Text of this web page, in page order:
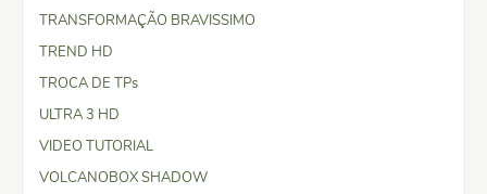
TRANSFORMAÇÃO BRAVISSIMO
TREND HD
TROCA DE TPs
ULTRA 3 HD
VIDEO TUTORIAL
VOLCANOBOX SHADOW